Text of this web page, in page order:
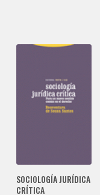
SOCIOLOGÍA JURÍDICA
CRÍTICA